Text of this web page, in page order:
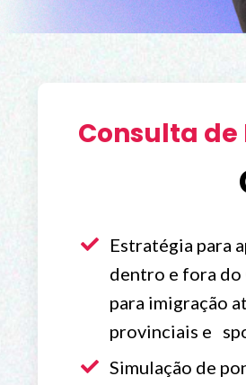
Consulta
Estratégia para
dentro e fora do
para imigração
provinciais e
Simulação de